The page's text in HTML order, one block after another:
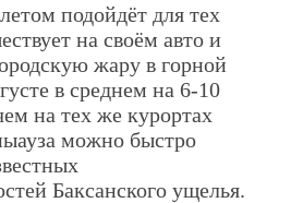
подойдёт для тех
на своём авто и
жару в горной
в среднем на 6-10
на тех же курортах
можно быстро
Баксанского ущелья.